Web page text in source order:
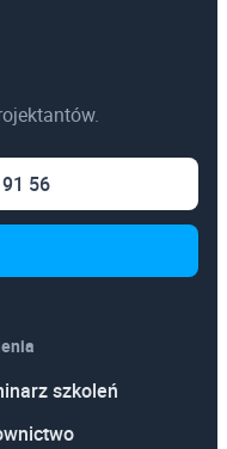
56
szkoleń